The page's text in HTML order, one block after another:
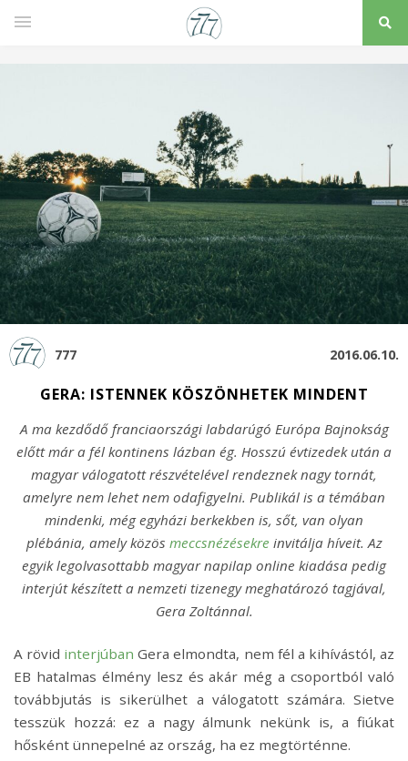
777 2016.06.10.
GERA: ISTENNEK KÖSZÖNHETEK MINDENT
A ma kezdődő franciaországi labdarúgó Európa Bajnokság
előtt már a fél kontinens lázban ég. Hosszú évtizedek után a
magyar válogatott részvételével rendeznek nagy tornát,
amelyre nem lehet nem odafigyelni. Publikál is a témában
mindenki, még egyházi berkekben is, sőt, van olyan
plébánia, amely közös meccsnézésekre invitálja híveit. Az
egyik legolvasottabb magyar napilap online kiadása pedig
interjút készített a nemzeti tizenegy meghatározó tagjával,
Gera Zoltánnal.
A rövid interjúban Gera elmondta, nem fél a kihívástól, az
EB hatalmas élmény lesz és akár még a csoportból való
továbbjutás is sikerülhet a válogatott számára. Sietve
tesszük hozzá: ez a nagy álmunk nekünk is, a fiúkat
hősként ünnepelné az ország, ha ez megtörténne.